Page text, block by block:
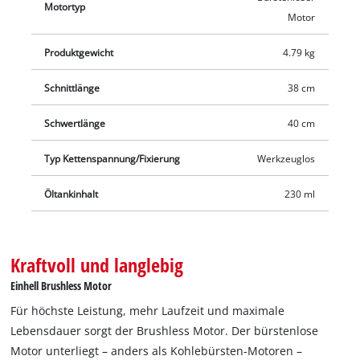
Ladegerät.
Motortyp
Motor
Produktgewicht 4.79 kg
Schnittlänge 38 cm
Schwertlänge 40 cm
Typ Kettenspannung/Fixierung Werkzeuglos
Öltankinhalt 230 ml
Kraftvoll und langlebig
Einhell Brushless Motor
Für höchste Leistung, mehr Laufzeit und maximale
Lebensdauer sorgt der Brushless Motor. Der bürstenlose
Motor unterliegt – anders als Kohlebürsten-Motoren –